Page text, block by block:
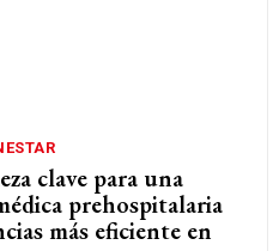
clave para una
prehospitalaria
más eficiente en